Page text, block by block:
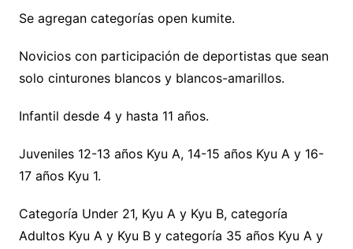
Se agregan categorías open kumite.
Novicios con participación de deportistas que sean
solo cinturones blancos y blancos-amarillos.
Infantil desde 4 y hasta 11 años.
Juveniles 12-13 años Kyu A, 14-15 años Kyu A y 16-
17 años Kyu 1.
Categoría Under 21, Kyu A y Kyu B, categoría
Adultos Kyu A y Kyu B y categoría 35 años Kyu A y